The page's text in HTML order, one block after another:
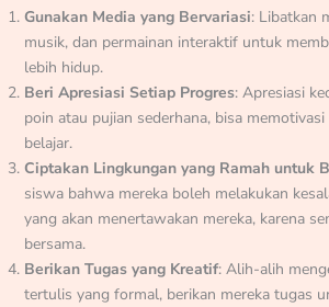
Gunakan Media yang Bervariasi: Libatkan
musik, dan permainan interaktif untuk
lebih hidup.
Beri Apresiasi Setiap Progres: Apresiasi
poin atau pujian sederhana, bisa
belajar.
Ciptakan Lingkungan yang Ramah untuk
siswa bahwa mereka boleh melakukan
yang akan menertawakan mereka, karena
bersama.
Berikan Tugas yang Kreatif: Alih-alih
tertulis yang formal, berikan mereka tugas